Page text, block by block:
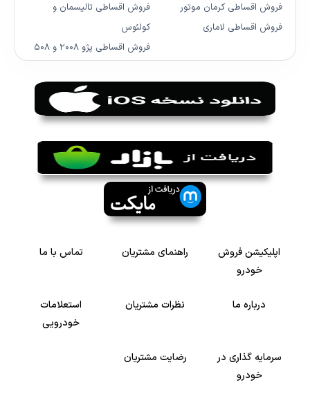
فروش اقساطی کرمان موتور
فروش اقساطی لاماری
فروش اقساطی تالیسمان و
کولئوس
فروش اقساطی پژو ۲۰۰۸ و ۵۰۸
اپلیکیشن فروش
خودرو
راهنمای مشتریان تماس با ما
درباره ما نظرات مشتریان
استعلامات
خودرویی
سرمایه گذاری در
خودرو
رضایت مشتریان